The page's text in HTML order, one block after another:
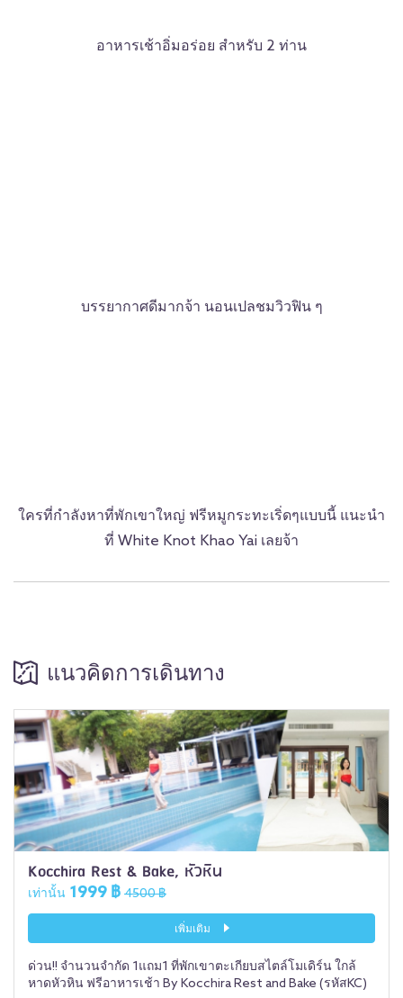
อาหารเช้าอิ่มอร่อย สำหรับ 2 ท่าน
บรรยากาศดีมากจ้า นอนเปลชมวิวฟิน ๆ
ใครที่กำลังหาที่พักเขาใหญ่ ฟรีหมูกระทะเริ่ดๆแบบนี้ แนะนำ
ที่ White Knot Khao Yai เลยจ้า
แนวคิดการเดินทาง
Kocchira Rest & Bake, หัวหิน
เท่านั้น 1999 ฿ 4500 ฿
เพิ่มเติม
ด่วน!! จำนวนจำกัด 1แถม1 ที่พักเขาตะเกียบสไตล์โมเดิร์น ใกล้
หาดหัวหิน ฟรีอาหารเช้า By Kocchira Rest and Bake (รหัสKC)